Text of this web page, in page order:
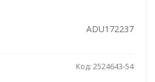
ADU172237
Код: 2524643-54